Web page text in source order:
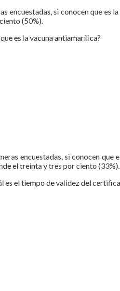
encuestadas, si conocen que
(50%).
es la vacuna antiamarílica?
encuestadas, si conocen
el treinta y tres por ciento (33%).
el tiempo de validez del